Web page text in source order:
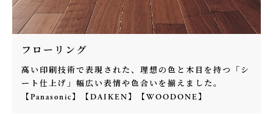
フローリング
高い印刷技術で表現された、理想の色と木目を持つ「シ
ート仕上げ」幅広い表情や色合いを揃えました。
【Panasonic】【DAIKEN】【WOODONE】